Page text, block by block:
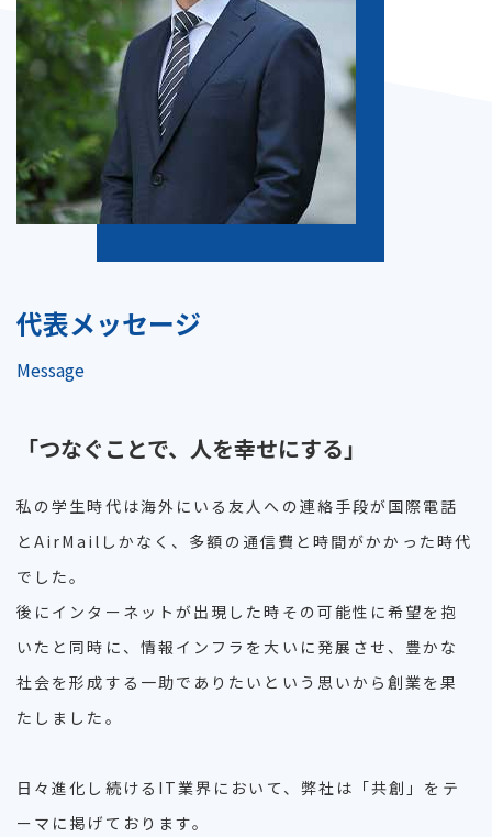
代表メッセージ
Message
「つなぐことで、人を幸せにする」
私の学生時代は海外にいる友人への連絡手段が国際電話
とAirMailしかなく、多額の通信費と時間がかかった時代
でした。
後にインターネットが出現した時その可能性に希望を抱
いたと同時に、情報インフラを大いに発展させ、豊かな
社会を形成する一助でありたいという思いから創業を果
たしました。
日々進化し続けるIT業界において、弊社は「共創」をテ
ーマに掲げております。